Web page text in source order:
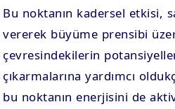
Bu noktanın kadersel etkisi,
vererek büyüme prensibi
çevresindekilerin
çıkarmalarına yardımcı
bu noktanın enerjisini de